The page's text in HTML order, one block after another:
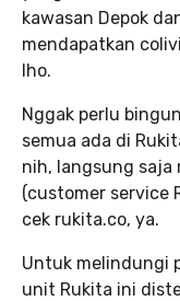
kawasan Depok
mendapatkan
lho.
Nggak perlu
semua ada di
nih, langsung saja
(customer service
cek rukita.co, ya.
Untuk melindungi
unit Rukita ini